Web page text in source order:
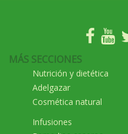
MÁS SECCIONES
Nutrición y dietética
Adelgazar
Cosmética natural
Infusiones